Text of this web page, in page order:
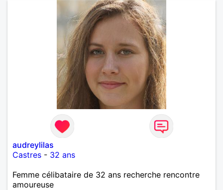
audreylilas
Castres - 32 ans
Femme célibataire de 32 ans recherche rencontre
amoureuse